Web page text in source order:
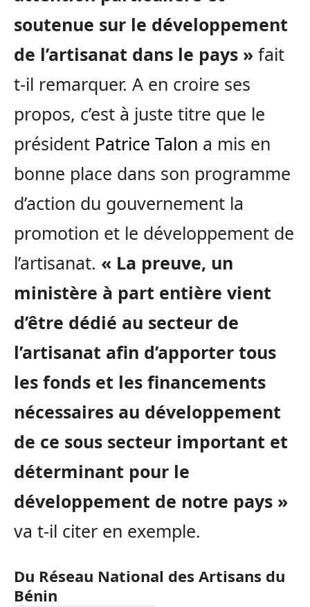
soutenue sur le développement
de l’artisanat dans le pays » fait
t-il remarquer. A en croire ses
propos, c’est à juste titre que le
président Patrice Talon a mis en
bonne place dans son programme
d’action du gouvernement la
promotion et le développement de
l’artisanat. « La preuve, un
ministère à part entière vient
d’être dédié au secteur de
l’artisanat afin d’apporter tous
les fonds et les financements
nécessaires au développement
de ce sous secteur important et
déterminant pour le
développement de notre pays »
va t-il citer en exemple.
Du Réseau National des Artisans du
Bénin